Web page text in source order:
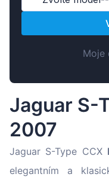
Moje
Jaguar S-
2007
Jaguar S-Type CCX
elegantním a